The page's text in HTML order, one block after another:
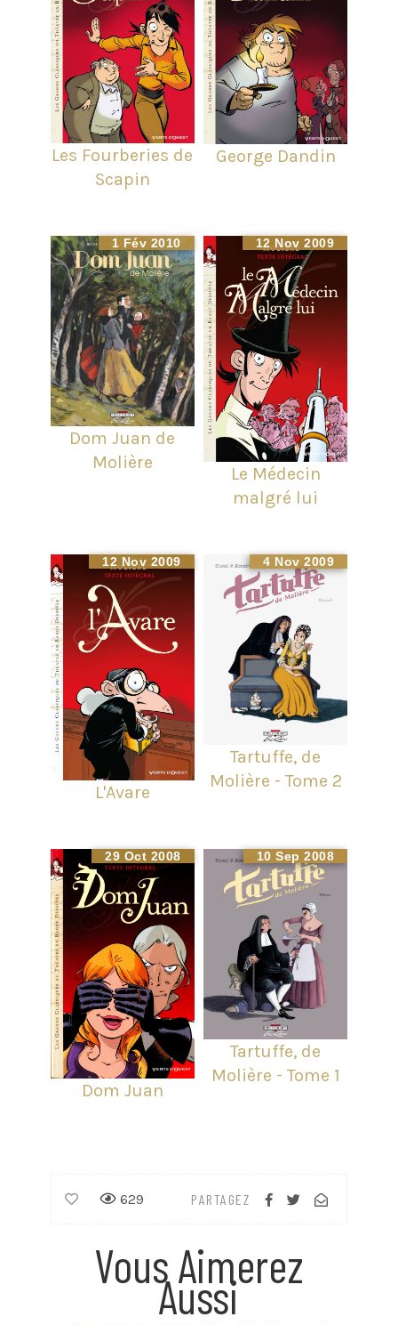
Les Fourberies de
Scapin
George Dandin
1 Fév 2010
Dom Juan de
Molière
12 Nov 2009
Le Médecin
malgré lui
12 Nov 2009
L'Avare
4 Nov 2009
Tartuffe, de
Molière - Tome 2
29 Oct 2008
Dom Juan
10 Sep 2008
Tartuffe, de
Molière - Tome 1
PARTAGEZ
629
Vous Aimerez
Aussi